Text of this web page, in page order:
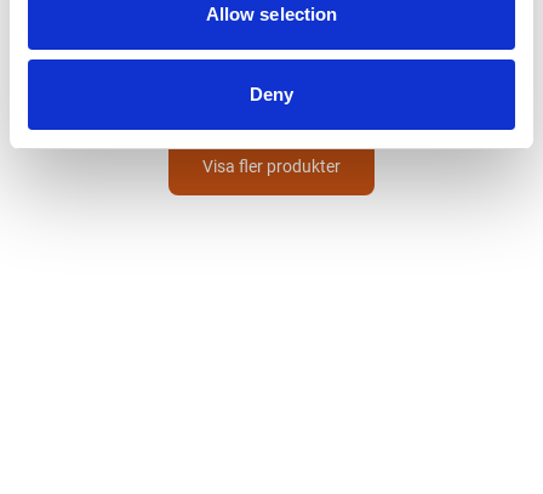
Allow selection
Deny
235SEK
Visa fler produkter